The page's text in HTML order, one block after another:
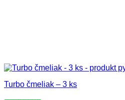
Turbo čmeliak – 3 ks